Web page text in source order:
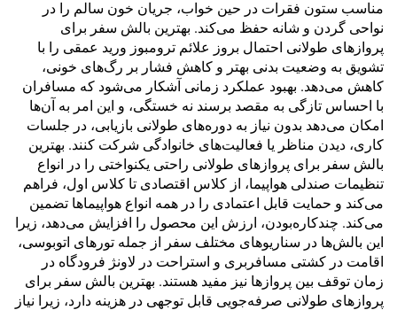
مناسب ستون فقرات در حین خواب، جریان خون سالم را در
نواحی گردن و شانه حفظ می‌کند. بهترین بالش سفر برای
پروازهای طولانی احتمال بروز علائم ترومبوز ورید عمقی را با
تشویق به وضعیت بدنی بهتر و کاهش فشار بر رگ‌های خونی،
کاهش می‌دهد. بهبود عملکرد زمانی آشکار می‌شود که مسافران
با احساس تازگی به مقصد برسند نه خستگی، و این امر به آن‌ها
امکان می‌دهد بدون نیاز به دوره‌های طولانی بازیابی، در جلسات
کاری، دیدن مناظر یا فعالیت‌های خانوادگی شرکت کنند. بهترین
بالش سفر برای پروازهای طولانی راحتی یکنواختی را در انواع
تنظیمات صندلی هواپیما، از کلاس اقتصادی تا کلاس اول، فراهم
می‌کند و حمایت قابل اعتمادی را در همه انواع هواپیماها تضمین
می‌کند. چندکاره‌بودن، ارزش این محصول را افزایش می‌دهد، زیرا
این بالش‌ها در سناریوهای مختلف سفر از جمله تورهای اتوبوسی،
اقامت در کشتی مسافربری و استراحت در لاونژ فرودگاه در
زمان توقف بین پروازها نیز مفید هستند. بهترین بالش سفر برای
پروازهای طولانی صرفه‌جویی قابل توجهی در هزینه دارد، زیرا نیاز